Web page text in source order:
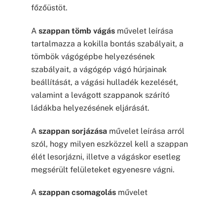
főzőüstöt.
A szappan tömb vágásművelet leírása
tartalmazza a kokilla bontás szabályait, a
tömbök vágógépbe helyezésének
szabályait, a vágógép vágó húrjainak
beállítását, a vágási hulladék kezelését,
valamint a levágott szappanok szárító
ládákba helyezésének eljárását.
A szappan sorjázásaművelet leírása arról
szól, hogy milyen eszközzel kell a szappan
élét lesorjázni, illetve a vágáskor esetleg
megsérült felületeket egyenesre vágni.
A szappan csomagolásművelet